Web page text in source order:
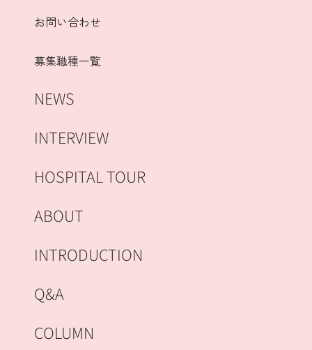
お問い合わせ
募集職種一覧
NEWS
INTERVIEW
HOSPITAL TOUR
ABOUT
INTRODUCTION
Q&A
COLUMN